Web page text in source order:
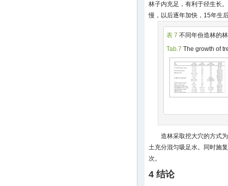
林子内充足，有利于径生长
慢，以后逐年加快，15年生
表 7 不同年份造林的
Tab.7 The growth of
造林采取挖大穴的方式
土充分混匀吸足水。同时施
次。
4 结论